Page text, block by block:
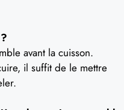
avant la cuisson.
il suffit de le mettre